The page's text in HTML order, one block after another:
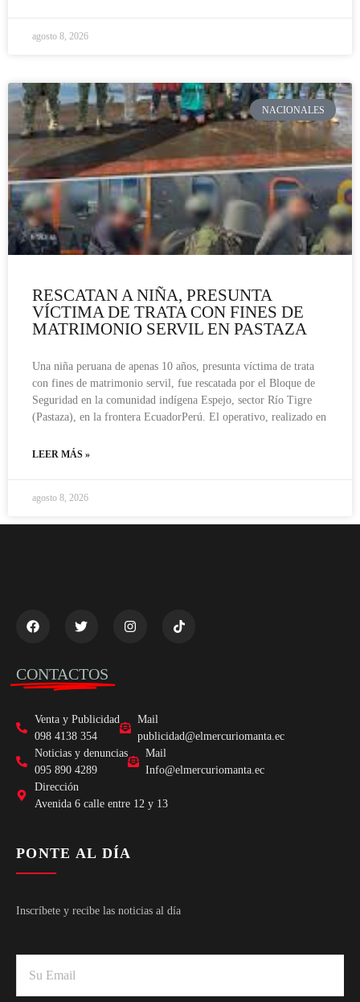
agosto 8, 2026
NACIONALES
RESCATAN A NIÑA, PRESUNTA
VÍCTIMA DE TRATA CON FINES DE
MATRIMONIO SERVIL EN PASTAZA
Una niña peruana de apenas 10 años, presunta víctima de trata
con fines de matrimonio servil, fue rescatada por el Bloque de
Seguridad en la comunidad indígena Espejo, sector Río Tigre
(Pastaza), en la frontera EcuadorPerú. El operativo, realizado en
LEER MÁS »
agosto 8, 2026
CONTACTOS
Venta y Publicidad
098 4138 354
Mail
publicidad@elmercuriomanta.ec
Noticias y denuncias
095 890 4289
Mail
Info@elmercuriomanta.ec
Dirección
Avenida 6 calle entre 12 y 13
PONTE AL DÍA
Inscríbete y recibe las noticias al día